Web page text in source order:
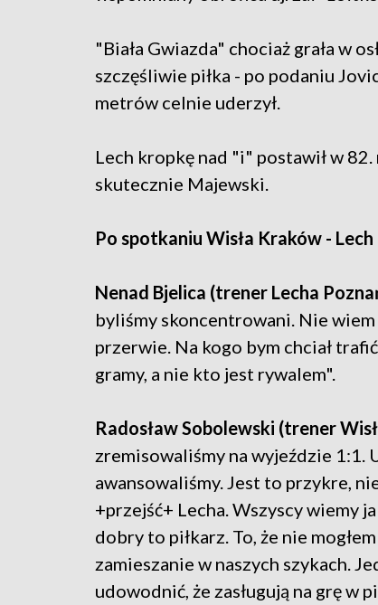
"Biała Gwiazda" chociaż grała w
szczęśliwie piłka - po podaniu
metrów celnie uderzył.
Lech kropkę nad "i" postawił w
skutecznie Majewski.
Po spotkaniu Wisła Kraków -
Nenad Bjelica (trener Lecha
byliśmy skoncentrowani. Nie
przerwie. Na kogo bym chciał
gramy, a nie kto jest rywalem".
Radosław Sobolewski (trener
zremisowaliśmy na wyjeździe
awansowaliśmy. Jest to przykre,
+przejść+ Lecha. Wszyscy wiemy
dobry to piłkarz. To, że nie
zamieszanie w naszych szykach.
udowodnić, że zasługują na grę w